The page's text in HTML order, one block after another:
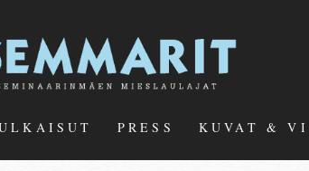
PRESS KUVAT &